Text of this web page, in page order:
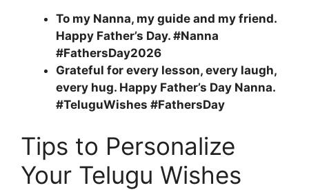
To my Nanna, my guide and my friend.
Happy Father’s Day. #Nanna
#FathersDay2026
Grateful for every lesson, every laugh,
every hug. Happy Father’s Day Nanna.
#TeluguWishes #FathersDay
Tips to Personalize
Your Telugu Wishes